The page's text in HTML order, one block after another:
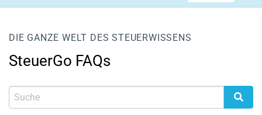
DIE GANZE WELT DES STEUERWISSENS
SteuerGo FAQs